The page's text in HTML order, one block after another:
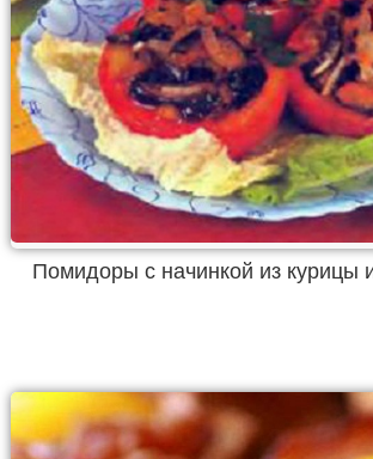
Помидоры с начинкой из курицы